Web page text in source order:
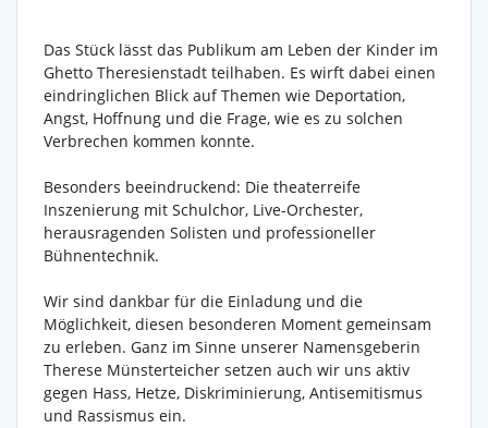
Das Stück lässt das Publikum am Leben der Kinder im
Ghetto Theresienstadt teilhaben. Es wirft dabei einen
eindringlichen Blick auf Themen wie Deportation,
Angst, Hoffnung und die Frage, wie es zu solchen
Verbrechen kommen konnte.
Besonders beeindruckend: Die theaterreife
Inszenierung mit Schulchor, Live-Orchester,
herausragenden Solisten und professioneller
Bühnentechnik.
Wir sind dankbar für die Einladung und die
Möglichkeit, diesen besonderen Moment gemeinsam
zu erleben. Ganz im Sinne unserer Namensgeberin
Therese Münsterteicher setzen auch wir uns aktiv
gegen Hass, Hetze, Diskriminierung, Antisemitismus
und Rassismus ein.